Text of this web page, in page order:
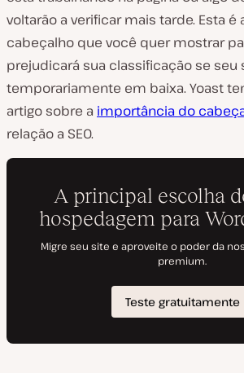
voltarão a verificar mais tarde. Esta é
cabeçalho que você quer mostrar
prejudicará sua classificação se seu
temporariamente em baixa. Yoast
artigo sobre a importância do
relação a SEO.